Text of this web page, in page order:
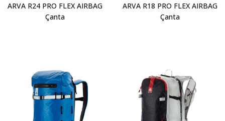
ARVA R24 PRO FLEX AIRBAG
Çanta
ARVA R18 PRO FLEX AIRBAG
Çanta